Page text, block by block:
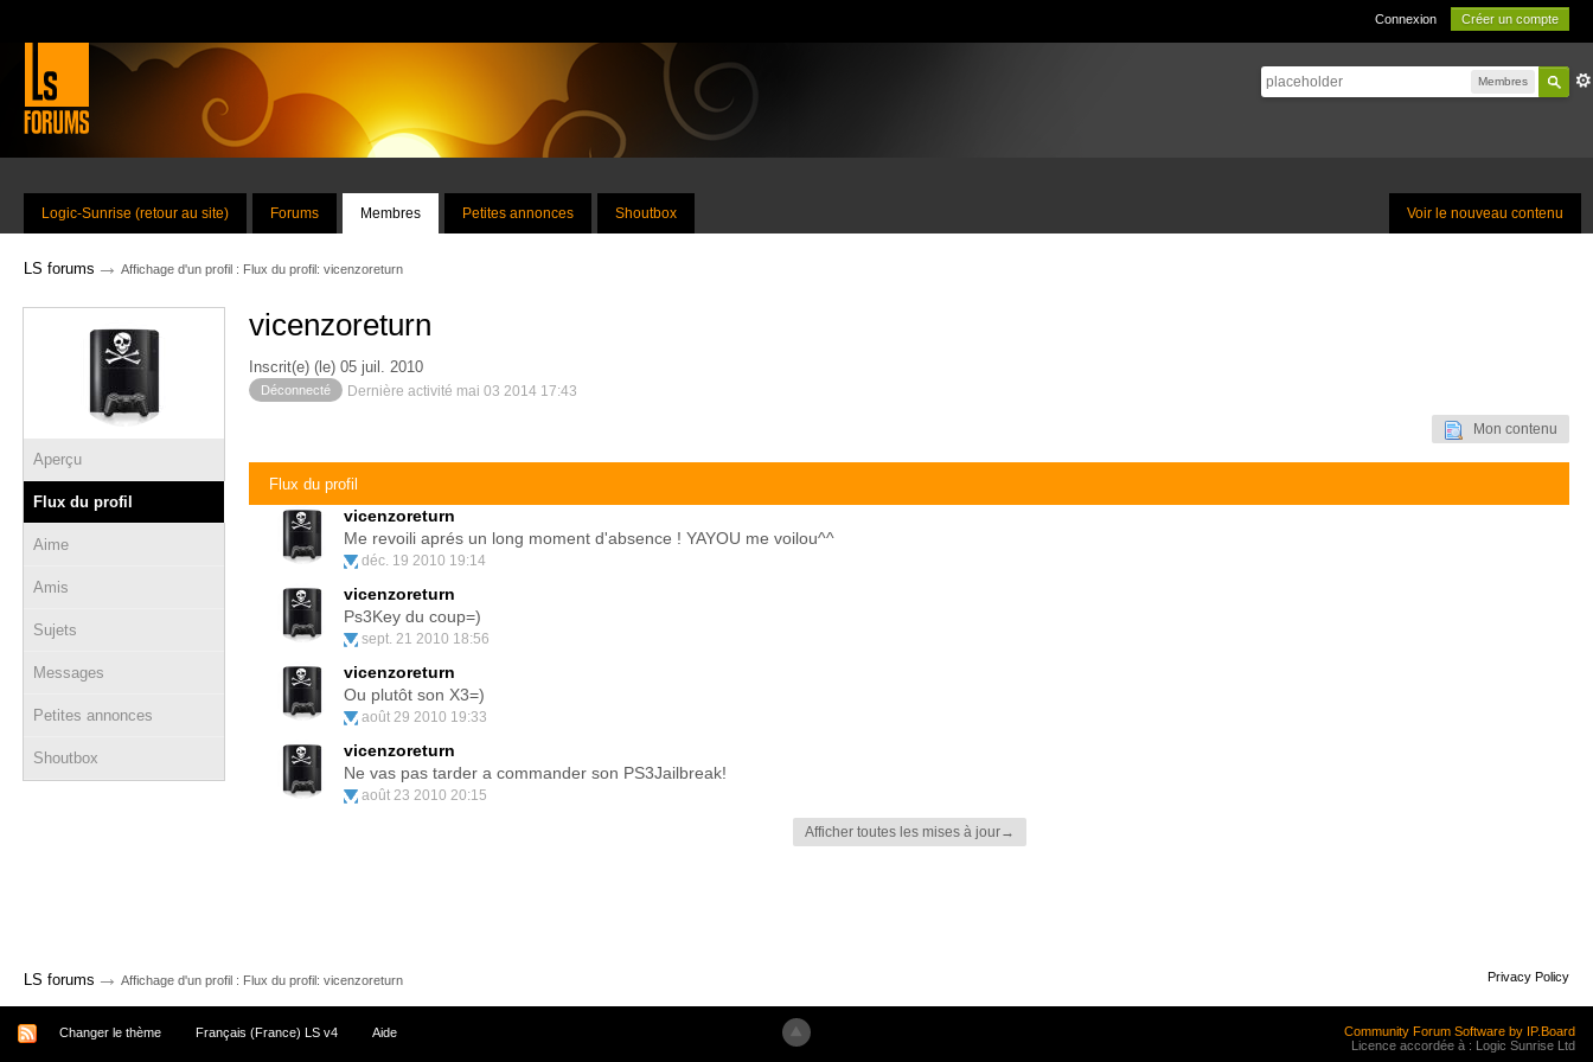
Connexion Créer un compte
Membres
Voir le nouveau contenu
Logic-Sunrise (retour au site) Forums Membres Petites annonces Shoutbox
LS forums → Affichage d'un profil : Flux du profil: vicenzoreturn
Aperçu
Flux du profil
Aime
Amis
Sujets
Messages
Petites annonces
Shoutbox
vicenzoreturn
Inscrit(e) (le) 05 juil. 2010
Déconnecté Dernière activité mai 03 2014 17:43
Mon contenu
Flux du profil
vicenzoreturn
Me revoili aprés un long moment d'absence ! YAYOU me voilou^^
déc. 19 2010 19:14
vicenzoreturn
Ps3Key du coup=)
sept. 21 2010 18:56
vicenzoreturn
Ou plutôt son X3=)
août 29 2010 19:33
vicenzoreturn
Ne vas pas tarder a commander son PS3Jailbreak!
août 23 2010 20:15
Afficher toutes les mises à jour→
LS forums → Affichage d'un profil : Flux du profil: vicenzoreturn Privacy Policy
Changer le thème Français (France) LS v4 Aide
Community Forum Software by IP.Board
Licence accordée à : Logic Sunrise Ltd